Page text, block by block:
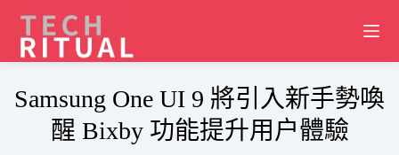
content
Samsung One UI 9 將引入新手勢喚
醒 Bixby 功能提升用户體驗